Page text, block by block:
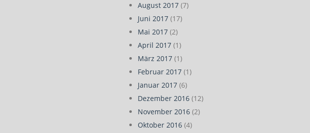
August 2017 (7)
Juni 2017 (17)
Mai 2017 (2)
April 2017 (1)
März 2017 (1)
Februar 2017 (1)
Januar 2017 (6)
Dezember 2016 (12)
November 2016 (2)
Oktober 2016 (4)